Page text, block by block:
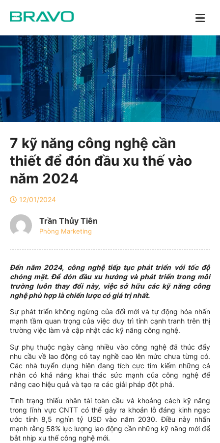
7 kỹ năng công nghệ cần
thiết để đón đầu xu thế vào
năm 2024
12/01/2024
Trần Thủy Tiên
Phòng Marketing
Đến năm 2024, công nghệ tiếp tục phát triển với tốc độ
chóng mặt. Để đón đầu xu hướng và phát triển trong môi
trường luôn thay đổi này, việc sở hữu các kỹ năng công
nghệ phù hợp là chiến lược có giá trị nhất.
Sự phát triển không ngừng của đổi mới và tự động hóa nhấn
mạnh tầm quan trọng của việc duy trì tính cạnh tranh trên thị
trường việc làm và cập nhật các kỹ năng công nghệ.
Sự phụ thuộc ngày càng nhiều vào công nghệ đã thúc đẩy
nhu cầu về lao động có tay nghề cao lên mức chưa từng có.
Các nhà tuyển dụng hiện đang tích cực tìm kiếm những cá
nhân có khả năng khai thác sức mạnh của công nghệ để
nâng cao hiệu quả và tạo ra các giải pháp đột phá.
Tình trạng thiếu nhân tài toàn cầu và khoảng cách kỹ năng
trong lĩnh vực CNTT có thể gây ra khoản lỗ đáng kinh ngạc
ước tính 8,5 nghìn tỷ USD vào năm 2030. Điều này nhấn
mạnh rằng 58% lực lượng lao động cần những kỹ năng mới để
bắt nhịp xu thế công nghệ mới.